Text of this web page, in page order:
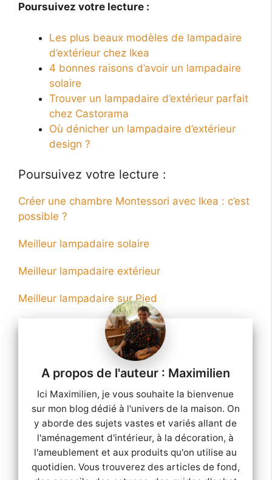
Poursuivez votre lecture :
Les plus beaux modèles de lampadaire
d’extérieur chez Ikea
4 bonnes raisons d’avoir un lampadaire
solaire
Trouver un lampadaire d’extérieur parfait
chez Castorama
Où dénicher un lampadaire d’extérieur
design ?
Poursuivez votre lecture :
Créer une chambre Montessori avec Ikea : c’est
possible ?
Meilleur lampadaire solaire
Meilleur lampadaire extérieur
Meilleur lampadaire sur Pied
Maximilien
Ici Maximilien, je vous souhaite la bienvenue
sur mon blog dédié à l'univers de la maison. On
y aborde des sujets vastes et variés allant de
l'aménagement d'intérieur, à la décoration, à
l'ameublement et aux produits qu'on utilise au
quotidien. Vous trouverez des articles de fond,